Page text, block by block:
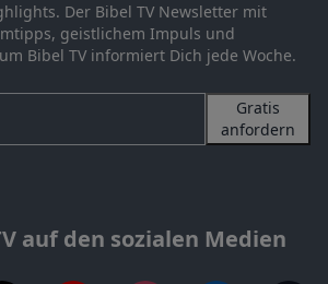
Der Bibel TV Newsletter mit
geistlichem Impuls und
Bibel TV informiert Dich jede Woche.
Gratis
anfordern
auf den sozialen Medien